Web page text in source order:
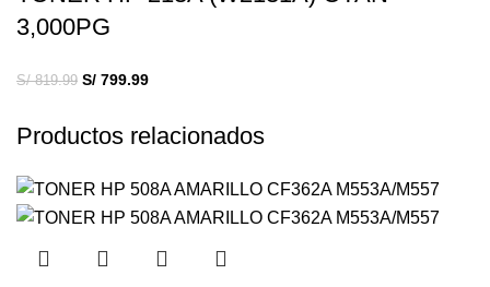
3,000PG
S/819.99 S/ 799.99
Productos relacionados